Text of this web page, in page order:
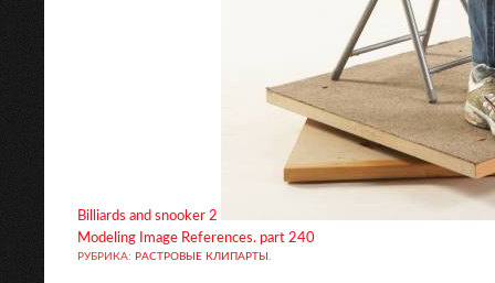
Billiards and snooker 2
Modeling Image References. part 240
РУБРИКА: РАСТРОВЫЕ КЛИПАРТЫ